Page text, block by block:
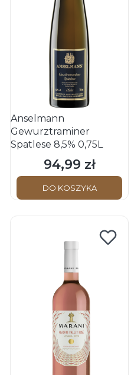
Anselmann
Gewurztraminer
Spatlese 8,5% 0,75L
Cena
94,99 zł
DO KOSZYKA